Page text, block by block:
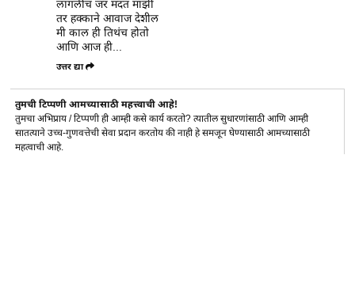
लागलीच जर मदत माझी
तर हक्काने आवाज देशील
मी काल ही तिथंच होतो
आणि आज ही...
उत्तर द्या
तुमची टिप्पणी आमच्यासाठी महत्त्वाची आहे!
तुमचा अभिप्राय / टिप्पणी ही आम्ही कसे कार्य करतो? त्यातील सुधारणांसाठी आणि आम्ही
सातत्याने उच्च-गुणवत्तेची सेवा प्रदान करतोय की नाही हे समजून घेण्यासाठी आमच्यासाठी
महत्वाची आहे.